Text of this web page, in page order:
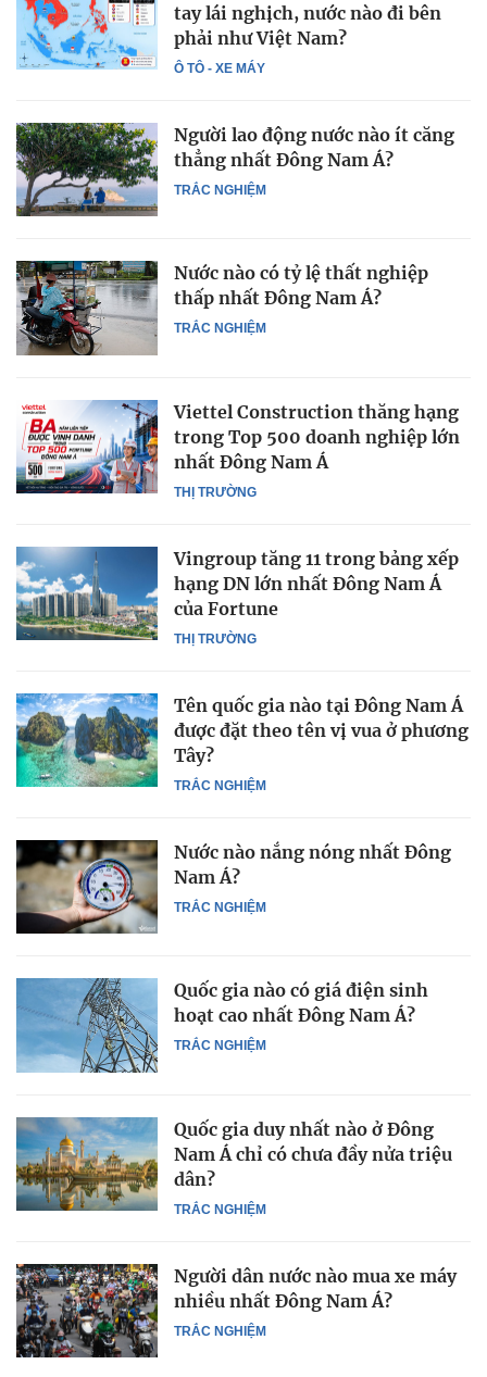
Ô TÔ - XE MÁY
tay lái nghịch, nước nào đi bên
phải như Việt Nam?
TRẮC NGHIỆM
Người lao động nước nào ít căng
thẳng nhất Đông Nam Á?
TRẮC NGHIỆM
Nước nào có tỷ lệ thất nghiệp
thấp nhất Đông Nam Á?
THỊ TRƯỜNG
Viettel Construction thăng hạng
trong Top 500 doanh nghiệp lớn
nhất Đông Nam Á
THỊ TRƯỜNG
Vingroup tăng 11 trong bảng xếp
hạng DN lớn nhất Đông Nam Á
của Fortune
TRẮC NGHIỆM
Tên quốc gia nào tại Đông Nam Á
được đặt theo tên vị vua ở phương
Tây?
TRẮC NGHIỆM
Nước nào nắng nóng nhất Đông
Nam Á?
TRẮC NGHIỆM
Quốc gia nào có giá điện sinh
hoạt cao nhất Đông Nam Á?
TRẮC NGHIỆM
Quốc gia duy nhất nào ở Đông
Nam Á chỉ có chưa đầy nửa triệu
dân?
TRẮC NGHIỆM
Người dân nước nào mua xe máy
nhiều nhất Đông Nam Á?